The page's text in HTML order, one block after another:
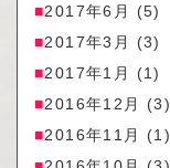
2017年6月
(5)
2017年3月
(3)
2017年1月
(1)
2016年12月
(3)
2016年11月
(1)